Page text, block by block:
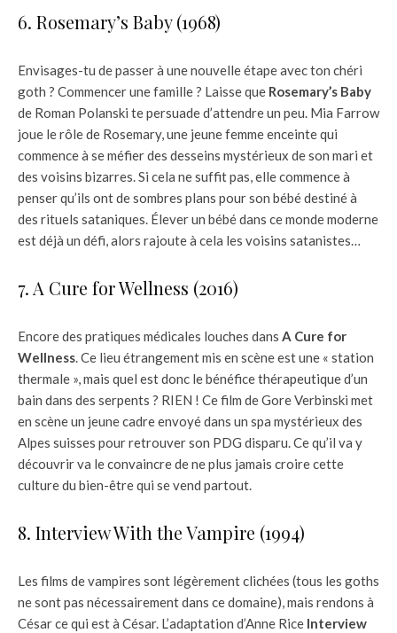
6. Rosemary’s Baby (1968)
Envisages-tu de passer à une nouvelle étape avec ton chéri
goth ? Commencer une famille ? Laisse que Rosemary’s Baby
de Roman Polanski te persuade d’attendre un peu. Mia Farrow
joue le rôle de Rosemary, une jeune femme enceinte qui
commence à se méfier des desseins mystérieux de son mari et
des voisins bizarres. Si cela ne suffit pas, elle commence à
penser qu’ils ont de sombres plans pour son bébé destiné à
des rituels sataniques. Élever un bébé dans ce monde moderne
est déjà un défi, alors rajoute à cela les voisins satanistes…
7. A Cure for Wellness (2016)
Encore des pratiques médicales louches dans A Cure for
Wellness. Ce lieu étrangement mis en scène est une « station
thermale », mais quel est donc le bénéfice thérapeutique d’un
bain dans des serpents ? RIEN ! Ce film de Gore Verbinski met
en scène un jeune cadre envoyé dans un spa mystérieux des
Alpes suisses pour retrouver son PDG disparu. Ce qu’il va y
découvrir va le convaincre de ne plus jamais croire cette
culture du bien-être qui se vend partout.
8. Interview With the Vampire (1994)
Les films de vampires sont légèrement clichées (tous les goths
ne sont pas nécessairement dans ce domaine), mais rendons à
César ce qui est à César. L’adaptation d’Anne Rice Interview